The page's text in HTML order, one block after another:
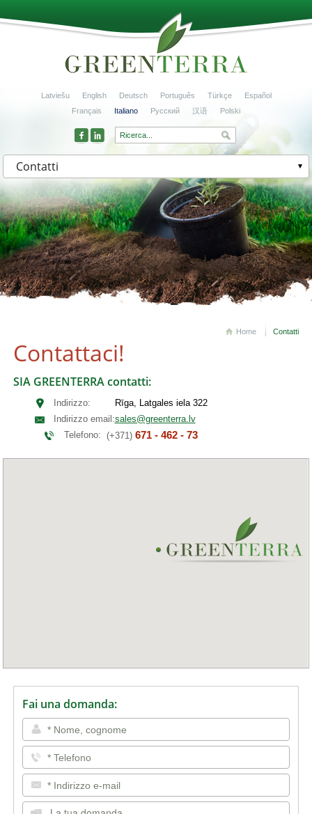
Latviešu English Deutsch Português Türkçe
Español
Français
Italiano Русский 汉语 Polski
Contatti
Home Contatti
Contattaci!
SIA GREENTERRA contatti:
Indirizzo:
Rīga, Latgales iela 322
Indirizzo email:sales@greenterra.lv
Telefono: (+371) 671 - 462 - 73
Fai una domanda: